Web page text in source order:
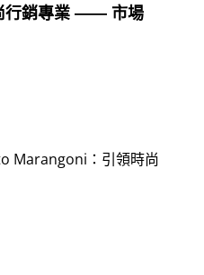
行銷專業 —— 市場